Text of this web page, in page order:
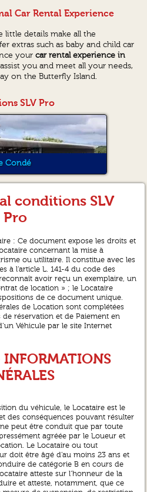
Car Rental Experience
little details make all the
extras such as baby and child car
yourcar rental experience in
you and meet all your needs,
on the Butterfly Island.
SLV Pro
Condé
conditions SLV
Pro
: Ce document expose les droits et
concernant la mise à
ou utilitaire. Il constitue avec les
à l’article L. 141-4 du code des
avoir reçu un exemplaire, un
de location » ; le Locataire
de ce document unique.
de Location sont complétées
réservation et de Paiement en
Véhicule par le site Internet
INFORMATIONS
du véhicule, le Locataire est le
des conséquences pouvant résulter
peut être conduit que par toute
agréée par le Loueur et
Le Locataire ou tout
doit être âgé d’au moins 23 ans et
de catégorie B en cours de
atteste sur l’honneur de la
et atteste, notamment, que ce